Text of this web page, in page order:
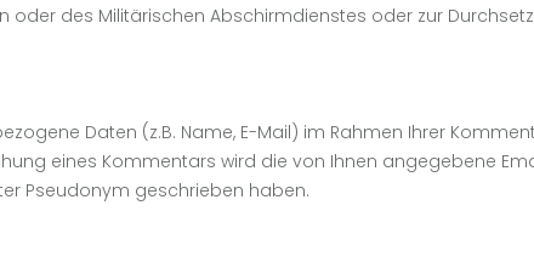
des Militärischen Abschirmdienstes oder zur
Daten (z.B. Name, E-Mail) im Rahmen Ihrer
eines Kommentars wird die von Ihnen angegebene
Pseudonym geschrieben haben.